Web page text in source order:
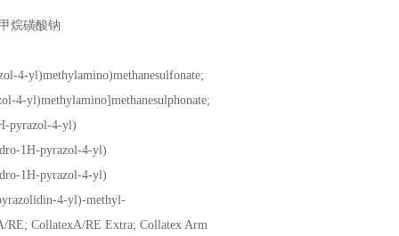
烷磺酸钠
4-yl)methylamino)methanesulfonate;
4-yl)methylamino]methanesulphonate;
pyrazol-4-yl)
1H-pyrazol-4-yl)
1H-pyrazol-4-yl)
4-yl)-methyl-
RE; CollatexA/RE Extra; Collatex Arm